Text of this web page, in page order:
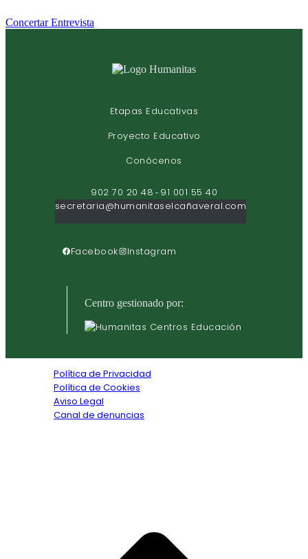
Concertar Entrevista
Etapas Educativas
Proyecto Educativo
Conócenos
902 70 20 48 - 91 001 55 40
secretaria@humanitaselcañaveral.com
Facebook Instagram
Centro gestionado por:
Política de Privacidad
Política de Cookies
Aviso Legal
Canal de denuncias